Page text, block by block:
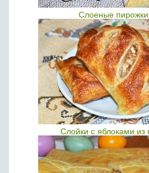
Слоеные пирожки
Слойки с яблоками из